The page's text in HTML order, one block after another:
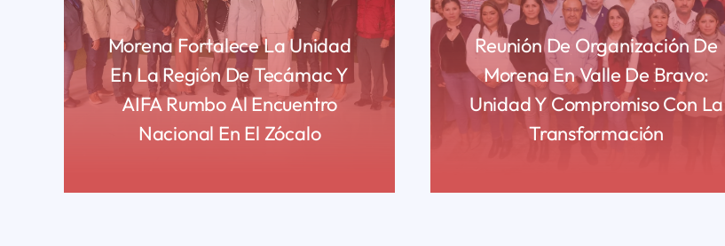
Morena Fortalece La Unidad
En La Región De Tecámac Y
AIFA Rumbo Al Encuentro
Nacional En El Zócalo
Reunión De Organización De
Morena En Valle De Bravo:
Unidad Y Compromiso Con La
Transformación